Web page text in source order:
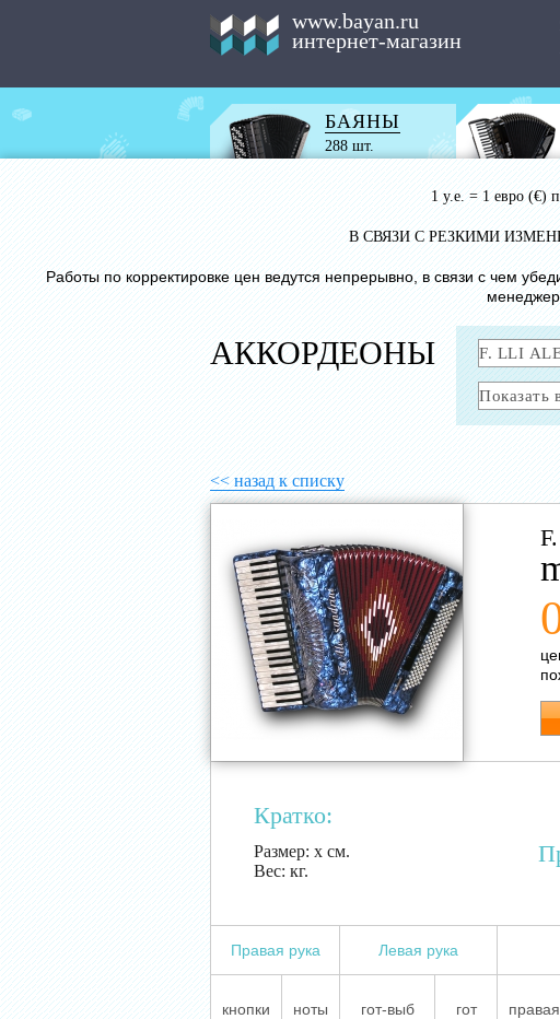
www.bayan.ru
интернет-магазин
БАЯНЫ
288 шт.
1 у.е. = 1 евро (€)
В СВЯЗИ С РЕЗКИМИ
Работы по корректировке цен ведутся непрерывно, в связи с чем
АККОРДЕОНЫ
<< назад к списку
Кратко:
Размер: х см.
Вес: кг.
Правая рука Левая рука
кнопки ноты гот-выб гот правая